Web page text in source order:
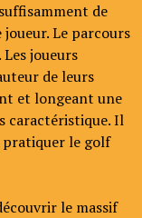
de
Le parcours
joueurs
de leurs
et longeant une
caractéristique. Il
pratiquer le golf
le massif